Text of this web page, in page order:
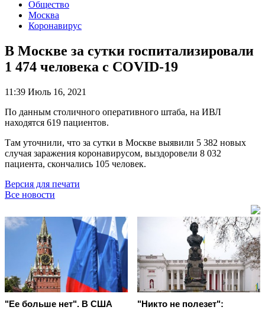
Общество
Москва
Коронавирус
В Москве за сутки госпитализировали
1 474 человека с COVID-19
11:39 Июль 16, 2021
По данным столичного оперативного штаба, на ИВЛ
находятся 619 пациентов.
Там уточнили, что за сутки в Москве выявили 5 382 новых
случая заражения коронавирусом, выздоровели 8 032
пациента, скончались 105 человек.
Версия для печати
Все новости
"Ее больше нет". В США
"Никто не полезет":